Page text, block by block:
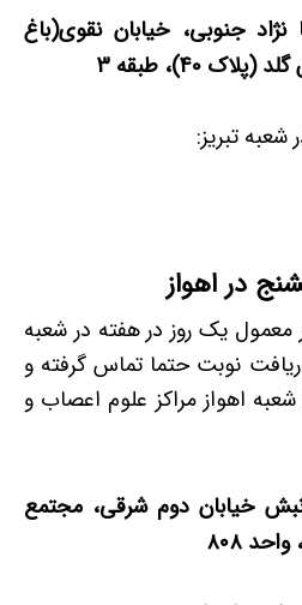
نژاد جنوبی، خیابان نقوی(باغ
40)، طبقه 3
تبریز:
در اهواز
معمول یک روز در هفته در شعبه
نوبت حتما تماس گرفته و
اهواز مراکز علوم اعصاب و
نبش خیابان دوم شرقی، مجتمع
۸۰۸